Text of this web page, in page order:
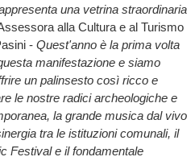
una vetrina straordinaria
alla Cultura e al Turismo
- Quest'anno è la prima volta
manifestazione e siamo
un palinsesto così ricco e
le nostre radici archeologiche e
la grande musica dal vivo
tra le istituzioni comunali, il
Festival e il fondamentale